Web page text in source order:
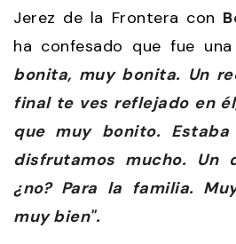
Jerez de la Frontera con
ha confesado que fue
bonita, muy bonita. Un
final te ves reflejado en
que muy bonito.
disfrutamos mucho. Un
¿no? Para la familia.
muy bien".